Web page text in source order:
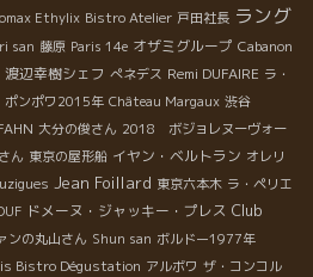
Ethylix Bistro Atelier 戸田社長 ラング
san 藤原 Paris 14e オザミグループ Cabanon
渡辺幸樹シェフ ぺネデス Remi DUFAIRE ラ・
ポンポワ2015年 Château Margaux 渋谷
大分の俊さん 2018 ボジョレヌーヴォー
ん 東京の屋形船 イヤン・ベルトラン オレリ
Jean Foillard 東京六本木 ラ・ペリエ
ドメーヌ・ジャッキー・プレス Club
ンの丸山さん Shun san ボルドー1977年
Bistro Dégustation アルボワ ザ・コンコル